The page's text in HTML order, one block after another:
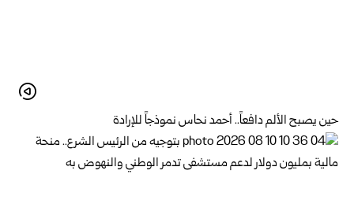
حين يصبح الألم دافعاً.. أحمد نحاس نموذجاً للإرادة